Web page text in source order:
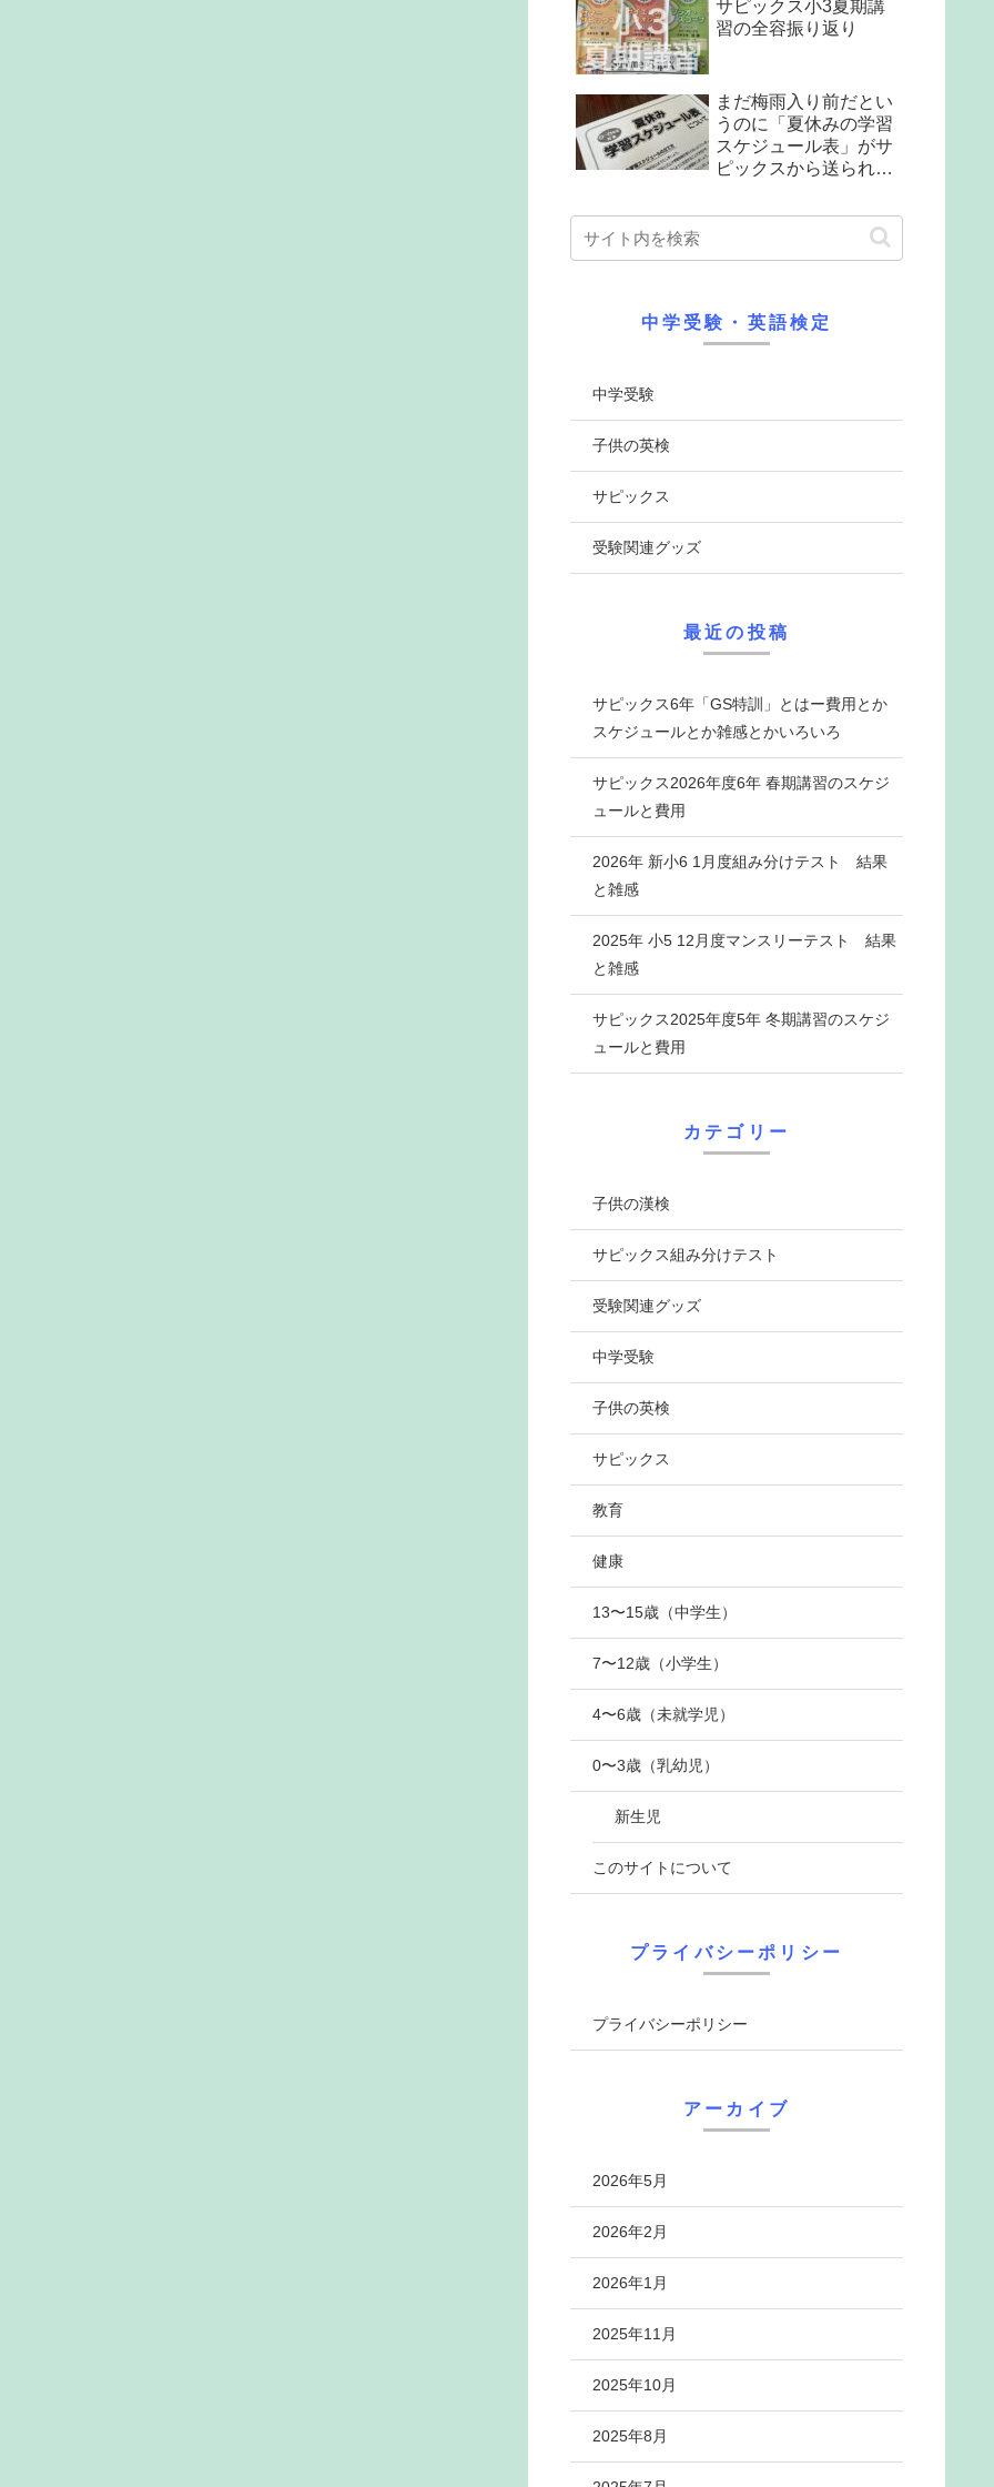
サピックス小3夏期講
習の全容振り返り
まだ梅雨入り前だとい
うのに「夏休みの学習
スケジュール表」がサ
ピックスから送られて
中学受験・英語検定
中学受験
子供の英検
サピックス
受験関連グッズ
最近の投稿
サピックス6年「GS特訓」とはー費用とか
スケジュールとか雑感とかいろいろ
サピックス2026年度6年 春期講習のスケジ
ュールと費用
2026年 新小6 1月度組み分けテスト 結果
と雑感
2025年 小5 12月度マンスリーテスト 結果
と雑感
サピックス2025年度5年 冬期講習のスケジ
ュールと費用
カテゴリー
子供の漢検
サピックス組み分けテスト
受験関連グッズ
中学受験
子供の英検
サピックス
教育
健康
13〜15歳（中学生）
7〜12歳（小学生）
4〜6歳（未就学児）
0〜3歳（乳幼児）
新生児
このサイトについて
プライバシーポリシー
プライバシーポリシー
アーカイブ
2026年5月
2026年2月
2026年1月
2025年11月
2025年10月
2025年8月